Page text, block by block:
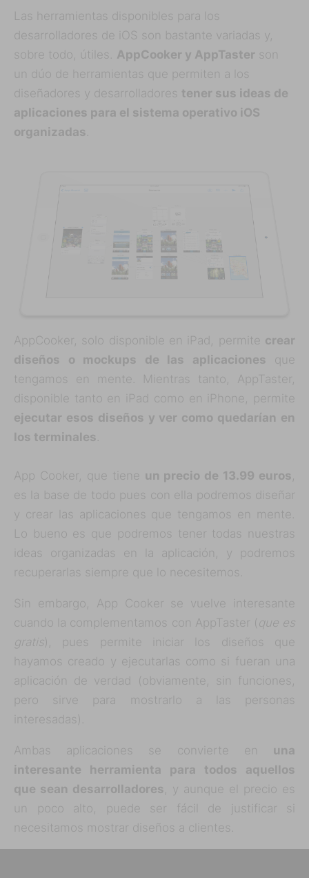
Las herramientas disponibles para los
desarrolladores de iOS son bastante variadas y,
sobre todo, útiles. AppCooker y AppTaster son
un dúo de herramientas que permiten a los
diseñadores y desarrolladores tener sus ideas de
aplicaciones para el sistema operativo iOS
organizadas
AppCooker, solo disponible en iPad, permite crear
diseños o mockups de las aplicaciones que
tengamos en mente. Mientras tanto, AppTaster,
disponible tanto en iPad como en iPhone, permite
ejecutar esos diseños y ver como quedarían en
los terminales
App Cooker, que tiene un precio de 13.99 euros
es la base de todo pues con ella podremos diseñar
y crear las aplicaciones que tengamos en mente.
Lo bueno es que podremos tener todas nuestras
ideas organizadas en la aplicación, y podremos
recuperarlas siempre que lo necesitemos.
Sin embargo, App Cooker se vuelve interesante
cuando la complementamos con AppTaster ( que es
gratis ), pues permite iniciar los diseños que
hayamos creado y ejecutarlas como si fueran una
aplicación de verdad (obviamente, sin funciones,
pero sirve para mostrarlo a las personas
interesadas).
Ambas aplicaciones se convierte en una
interesante herramienta para todos aquellos
que sean desarrolladores , y aunque el precio es
un poco alto, puede ser fácil de justificar si
necesitamos mostrar diseños a clientes.